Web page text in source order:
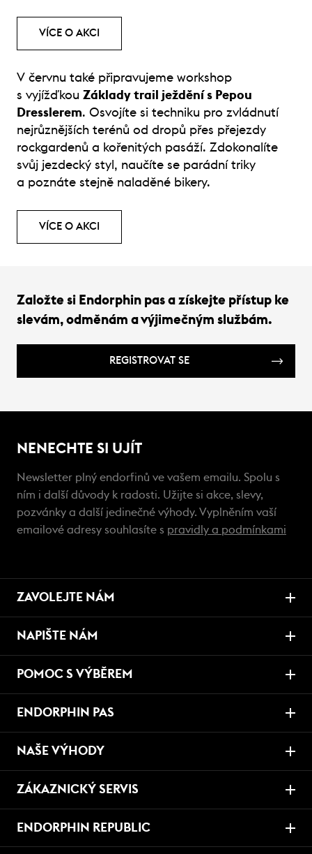
VÍCE O AKCI
V červnu také připravujeme workshop
s vyjížďkou Základy trail ježdění s Pepou
Dresslerem. Osvojíte si techniku pro zvládnutí
nejrůznějších terénů od dropů přes přejezdy
rockgardenů a kořenitých pasáží. Zdokonalíte
svůj jezdecký styl, naučíte se parádní triky
a poznáte stejně naladěné bikery.
VÍCE O AKCI
Založte si Endorphin pas a získejte přístup ke
slevám, odměnám a výjimečným službám.
REGISTROVAT SE
NENECHTE SI UJÍT
Newsletter plný endorfinů ve vašem emailu. Spolu s
ním i další důvody k radosti. Užijte si akce, slevy,
pozvánky a další jedinečné výhody. Vyplněním vaší
emailové adresy souhlasíte s pravidly a podmínkami
ZAVOLEJTE NÁM
NAPIŠTE NÁM
POMOC S VÝBĚREM
ENDORPHIN PAS
NAŠE VÝHODY
ZÁKAZNICKÝ SERVIS
ENDORPHIN REPUBLIC